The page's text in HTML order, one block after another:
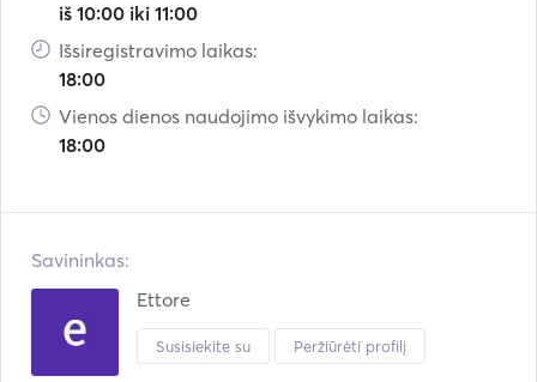
iš 10:00 iki 11:00
Išsiregistravimo laikas:
18:00
Vienos dienos naudojimo išvykimo laikas:
18:00
Savininkas:
Ettore
Susisiekite su Peržiūrėti profilį